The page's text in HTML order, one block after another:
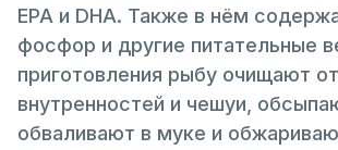
EPA и DHA. Также в нём
фосфор и другие питательные
приготовления рыбу очищают от
внутренностей и чешуи,
обваливают в муке и